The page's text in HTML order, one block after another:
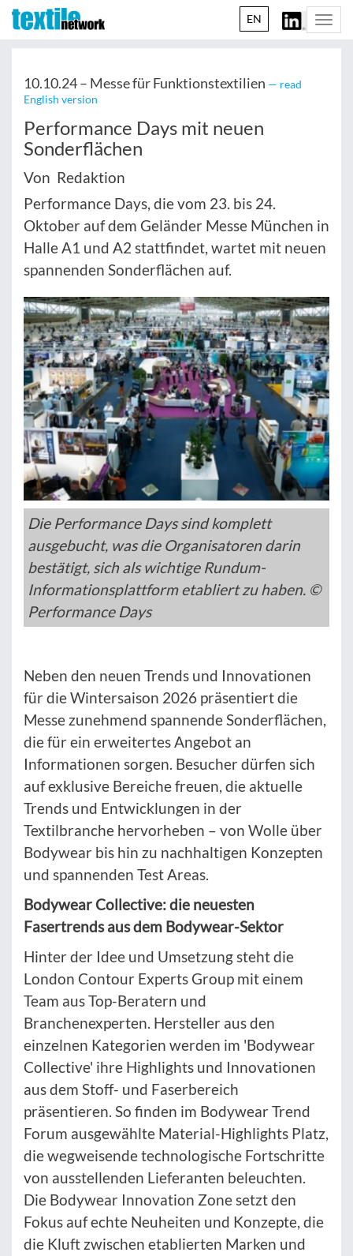
EN
10.10.24 – Messe für Funktionstextilien — read
English version
Performance Days mit neuen
Sonderflächen
Von Redaktion
Performance Days, die vom 23. bis 24.
Oktober auf dem Geländer Messe München in
Halle A1 und A2 stattfindet, wartet mit neuen
spannenden Sonderflächen auf.
Die Performance Days sind komplett
ausgebucht, was die Organisatoren darin
bestätigt, sich als wichtige Rundum-
Informationsplattform etabliert zu haben. ©
Performance Days
Neben den neuen Trends und Innovationen
für die Wintersaison 2026 präsentiert die
Messe zunehmend spannende Sonderflächen,
die für ein erweitertes Angebot an
Informationen sorgen. Besucher dürfen sich
auf exklusive Bereiche freuen, die aktuelle
Trends und Entwicklungen in der
Textilbranche hervorheben – von Wolle über
Bodywear bis hin zu nachhaltigen Konzepten
und spannenden Test Areas.
Bodywear Collective: die neuesten
Fasertrends aus dem Bodywear-Sektor
Hinter der Idee und Umsetzung steht die
London Contour Experts Group mit einem
Team aus Top-Beratern und
Branchenexperten. Hersteller aus den
einzelnen Kategorien werden im 'Bodywear
Collective' ihre Highlights und Innovationen
aus dem Stoff- und Faserbereich
präsentieren. So finden im Bodywear Trend
Forum ausgewählte Material-Highlights Platz,
die wegweisende technologische Fortschritte
von ausstellenden Lieferanten beleuchten.
Die Bodywear Innovation Zone setzt den
Fokus auf echte Neuheiten und Konzepte, die
die Kluft zwischen etablierten Marken und